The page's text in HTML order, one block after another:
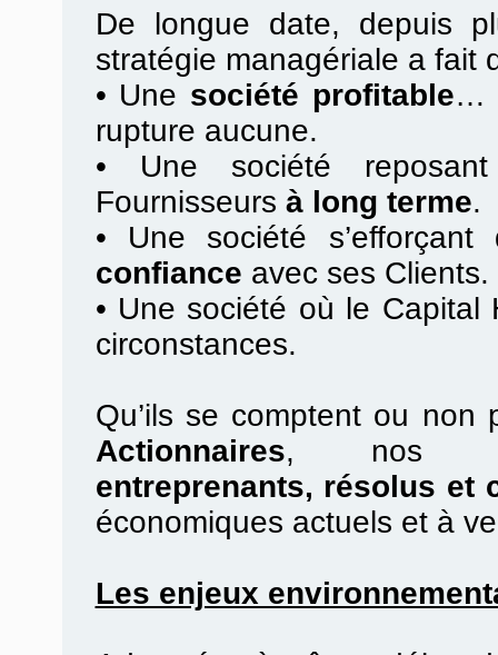
De longue date, depuis
stratégie managériale a fait
• Une société profitable…
rupture aucune.
• Une société
Fournisseurs à long terme.
• Une société
confiance avec ses Clients.
• Une société où le Capital
circonstances.
Qu’ils se comptent ou non
Actionnaires, nos
entreprenants, résolus et
économiques actuels et à
Les enjeux